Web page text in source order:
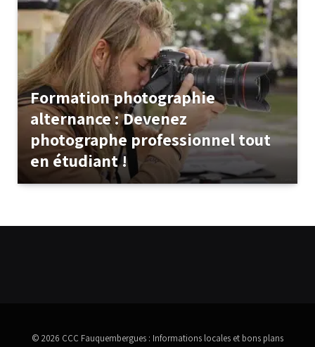
Formation photographie
alternance : Devenez
photographe professionnel tout
en étudiant !
© 2026 CCC Fauquembergues : Informations locales et bons plans